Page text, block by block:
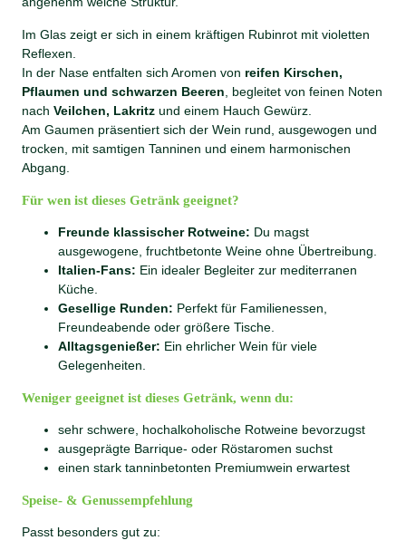
n
g
e
Im Glas zeigt er sich in einem kräftigen Rubinrot mit violetten
Reflexen.
In der Nase entfalten sich Aromen von reifen Kirschen,
Pflaumen und schwarzen Beeren , begleitet von feinen Noten
nach Veilchen, Lakritz und einem Hauch Gewürz.
Am Gaumen präsentiert sich der Wein rund, ausgewogen und
trocken, mit samtigen Tanninen und einem harmonischen
Abgang.
Für wen ist dieses Getränk geeignet?
Freunde klassischer Rotweine: Du magst
ausgewogene, fruchtbetonte Weine ohne Übertreibung.
Italien-Fans: Ein idealer Begleiter zur mediterranen
Küche.
Gesellige Runden: Perfekt für Familienessen,
Freundeabende oder größere Tische.
Alltagsgenießer: Ein ehrlicher Wein für viele
Gelegenheiten.
Weniger geeignet ist dieses Getränk, wenn du:
sehr schwere, hochalkoholische Rotweine bevorzugst
ausgeprägte Barrique- oder Röstaromen suchst
einen stark tanninbetonten Premiumwein erwartest
Speise- & Genussempfehlung
Passt besonders gut zu: